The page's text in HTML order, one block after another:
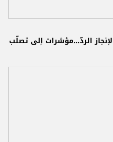
لإنجاز الردّ...مؤشرات إلى تصلّب